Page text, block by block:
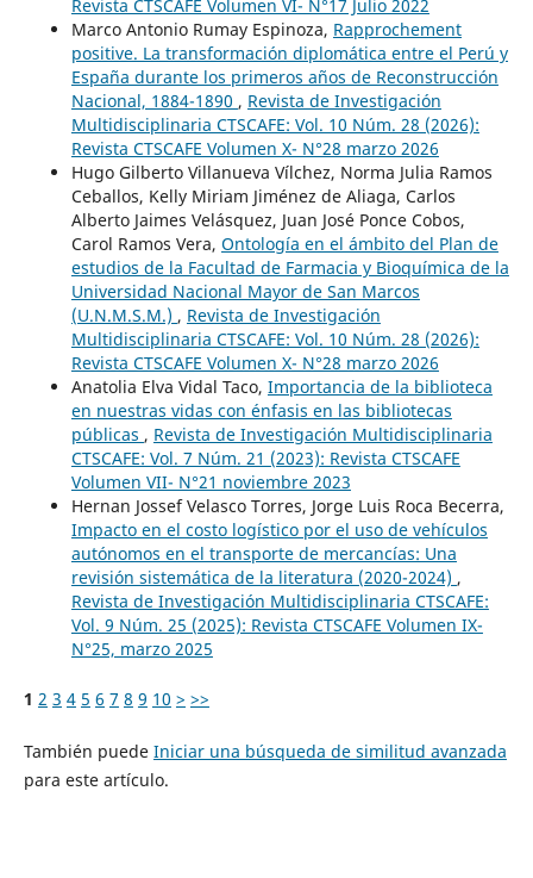
Revista CTSCAFE Volumen VI- N°17 Julio 2022
Marco Antonio Rumay Espinoza, Rapprochement
positive. La transformación diplomática entre el Perú y
España durante los primeros años de Reconstrucción
Nacional, 1884-1890 , Revista de Investigación
Multidisciplinaria CTSCAFE: Vol. 10 Núm. 28 (2026):
Revista CTSCAFE Volumen X- N°28 marzo 2026
Hugo Gilberto Villanueva Vílchez, Norma Julia Ramos
Ceballos, Kelly Miriam Jiménez de Aliaga, Carlos
Alberto Jaimes Velásquez, Juan José Ponce Cobos,
Carol Ramos Vera, Ontología en el ámbito del Plan de
estudios de la Facultad de Farmacia y Bioquímica de la
Universidad Nacional Mayor de San Marcos
(U.N.M.S.M.) , Revista de Investigación
Multidisciplinaria CTSCAFE: Vol. 10 Núm. 28 (2026):
Revista CTSCAFE Volumen X- N°28 marzo 2026
Anatolia Elva Vidal Taco, Importancia de la biblioteca
en nuestras vidas con énfasis en las bibliotecas
públicas , Revista de Investigación Multidisciplinaria
CTSCAFE: Vol. 7 Núm. 21 (2023): Revista CTSCAFE
Volumen VII- N°21 noviembre 2023
Hernan Jossef Velasco Torres, Jorge Luis Roca Becerra,
Impacto en el costo logístico por el uso de vehículos
autónomos en el transporte de mercancías: Una
revisión sistemática de la literatura (2020-2024) ,
Revista de Investigación Multidisciplinaria CTSCAFE:
Vol. 9 Núm. 25 (2025): Revista CTSCAFE Volumen IX-
N°25, marzo 2025
1 2 3 4 5 6 7 8 9 10 > >>
También puede Iniciar una búsqueda de similitud avanzada
para este artículo.